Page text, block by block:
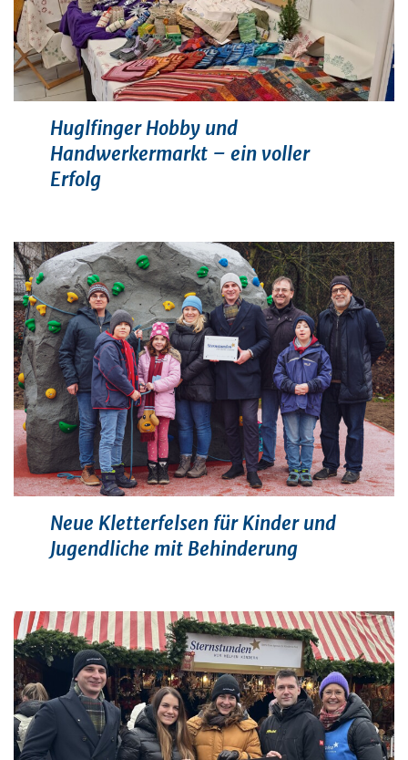
Huglfinger Hobby und
Handwerkermarkt – ein voller
Erfolg
Neue Kletterfelsen für Kinder und
Jugendliche mit Behinderung